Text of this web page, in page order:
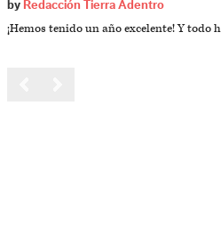
by Redacción Tierra Adentro
¡Hemos tenido un año excelente! Y todo